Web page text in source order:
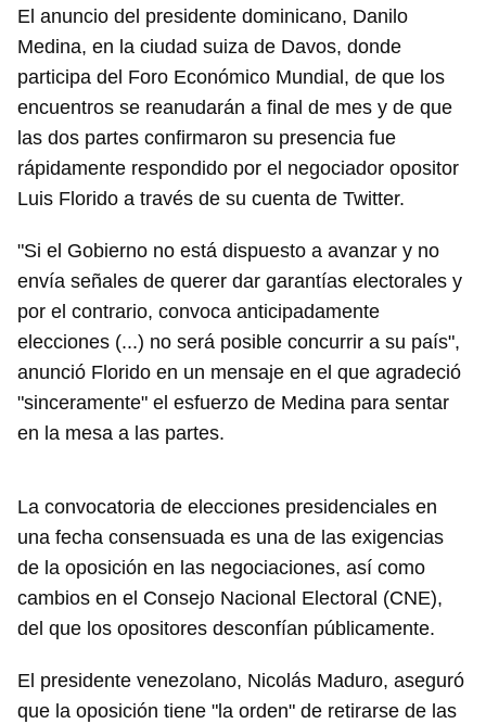
El anuncio del presidente dominicano, Danilo
Medina, en la ciudad suiza de Davos, donde
participa del Foro Económico Mundial, de que los
encuentros se reanudarán a final de mes y de que
las dos partes confirmaron su presencia fue
rápidamente respondido por el negociador opositor
Luis Florido a través de su cuenta de Twitter.
"Si el Gobierno no está dispuesto a avanzar y no
envía señales de querer dar garantías electorales y
por el contrario, convoca anticipadamente
elecciones (...) no será posible concurrir a su país",
anunció Florido en un mensaje en el que agradeció
"sinceramente" el esfuerzo de Medina para sentar
en la mesa a las partes.
La convocatoria de elecciones presidenciales en
una fecha consensuada es una de las exigencias
de la oposición en las negociaciones, así como
cambios en el Consejo Nacional Electoral (CNE),
del que los opositores desconfían públicamente.
El presidente venezolano, Nicolás Maduro, aseguró
que la oposición tiene "la orden" de retirarse de las